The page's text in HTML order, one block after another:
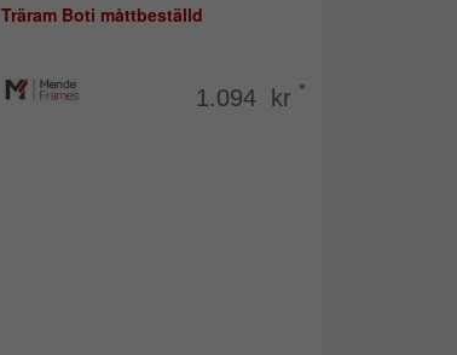
Träram Boti måttbeställd
1.094 kr *